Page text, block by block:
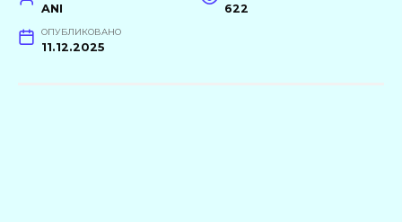
ANI 622
ОПУБЛИКОВАНО
11.12.2025